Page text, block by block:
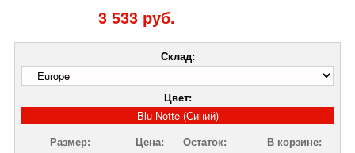
3 533 руб.
Склад:
Цвет:
Blu Notte (Синий)
Размер:
Цена: Остаток:
В корзине: